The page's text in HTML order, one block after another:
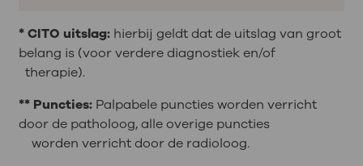
* CITO uitslag:hierbij geldt dat de uitslag van groot
belang is (voor verdere diagnostiek en/of
therapie).
** Puncties:Palpabele puncties worden verricht
door de patholoog, alle overige puncties
worden verricht door de radioloog.